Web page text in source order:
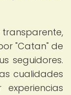
transparente,
"Catan" de
seguidores.
cualidades